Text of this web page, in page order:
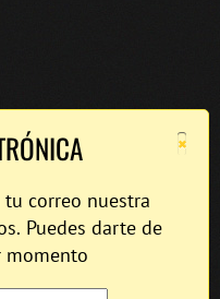
×
correo nuestra
Puedes darte de
momento